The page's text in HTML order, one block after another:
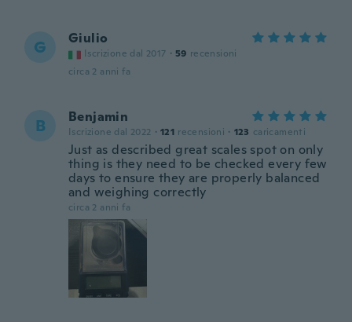
G Giulio
Iscrizione dal 2017 · 59 recensioni
circa 2 anni fa
B Benjamin
Iscrizione dal 2022 · 121 recensioni · 123 caricamenti
Just as described great scales spot on only
thing is they need to be checked every few
days to ensure they are properly balanced
and weighing correctly
circa 2 anni fa